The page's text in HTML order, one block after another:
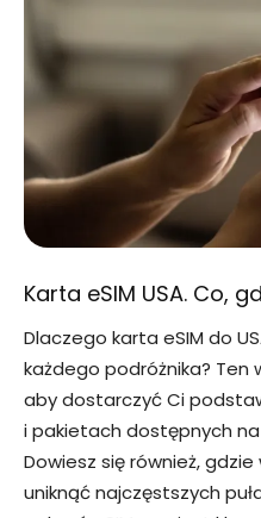
Karta eSIM USA. Co,
Dlaczego karta eSIM do
każdego podróżnika? Ten
aby dostarczyć Ci
i pakietach dostępnych na
Dowiesz się również,
uniknąć najczęstszych